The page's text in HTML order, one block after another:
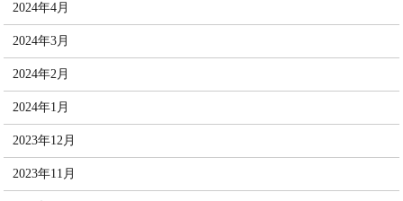
2024年4月
2024年3月
2024年2月
2024年1月
2023年12月
2023年11月